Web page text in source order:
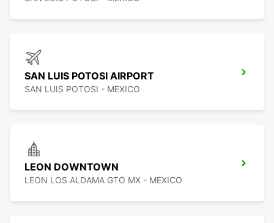
SAN LUIS POTOSI AIRPORT
SAN LUIS POTOSI - MEXICO
LEON DOWNTOWN
LEON LOS ALDAMA GTO MX - MEXICO